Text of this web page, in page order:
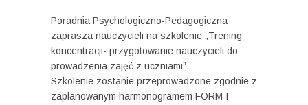
Poradnia Psychologiczno-Pedagogiczna
zaprasza nauczycieli na szkolenie „Trening
koncentracji- przygotowanie nauczycieli do
prowadzenia zajęć z uczniami”.
Szkolenie zostanie przeprowadzone zgodnie z
zaplanowanym harmonogramem FORM I